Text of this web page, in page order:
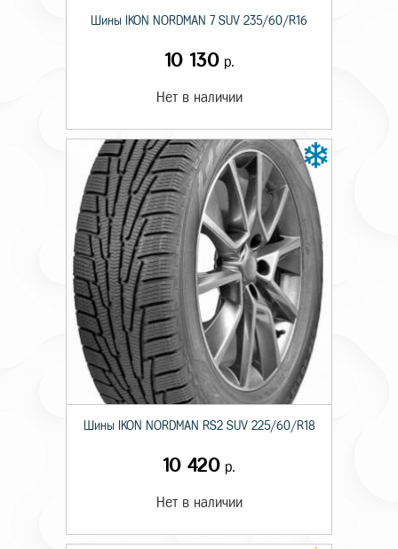
Шины IKON NORDMAN 7 SUV 235/60/R16
10 130р.
Нет в наличии
Шины IKON NORDMAN RS2 SUV 225/60/R18
10 420 р.
Нет в наличии